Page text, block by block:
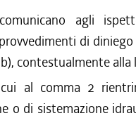
agli
di
contestualmente alla
al comma 2
o di sistemazione